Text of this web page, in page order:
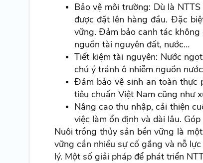
Bảo vệ môi trường: Dù là
được đặt lên hàng đầu. Đặc
vững. Đảm bảo canh tác
nguồn tài nguyên đất, nước…
Tiết kiệm tài nguyên: Nước
chú ý tránh ô nhiễm nguồn
Đảm bảo vệ sinh an toàn thực
tiêu chuẩn Việt Nam cũng như
Nâng cao thu nhập, cải thiện
việc làm ổn định và dài lâu.
Nuôi trồng thủy sản bền vững là
vững cần nhiều sự cố gắng và nỗ
lý. Một số giải pháp để phát triển